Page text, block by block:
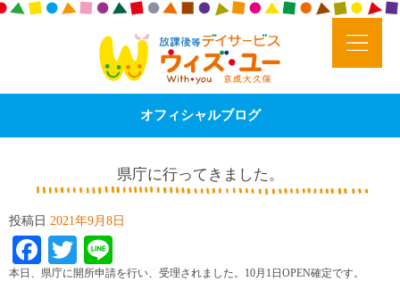
オフィシャルブログ
県庁に行ってきました。
投稿日 2021年9月8日
Facebook
Twitter
本日、県庁に開所申請を行い、受理されました。10月1日OPEN確定です。